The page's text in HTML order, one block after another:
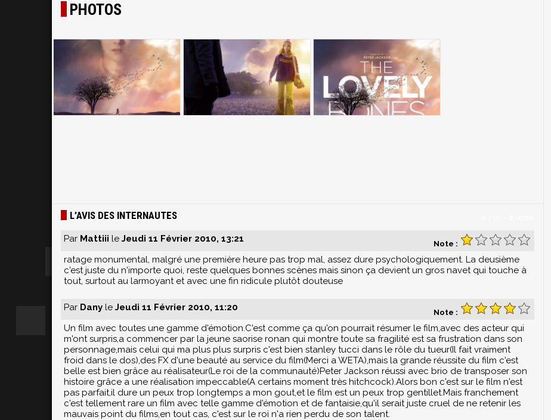
PHOTOS
L’AVIS DES INTERNAUTES
Note :
Par Mattiii le Jeudi 11 Février 2010, 13:21
ratage monumental, malgré une première heure pas trop mal, assez dure psychologiquement. La deusième
c'est juste du n'importe quoi, reste quelques bonnes scènes mais sinon ça devient un gros navet qui touche à
tout, surtout au larmoyant et avec une fin ridicule plutôt douteuse
Note :
Par Dany le Jeudi 11 Février 2010, 11:20
Un film avec toutes une gamme d'émotion.C'est comme ça qu'on pourrait résumer le film,avec des acteur qui
m'ont surpris,a commencer par la jeune saorise ronan qui montre toute sa fragilité est sa frustration dans son
personnage,mais celui qui ma plus plus surpris c'est bien stanley tucci dans le rôle du tueur(Il fait vraiment
froid dans le dos),des FX d'une beauté au service du film(Merci a WETA),mais la grande réussite du film c'est
belle est bien grâce au réalisateur(Le roi de la communauté)Peter Jackson réussi avec brio de transposer son
histoire grâce a une réalisation impeccable(A certains moment très hitchcock).Alors bon c'est sur le film n'est
pas parfait,il dure un peux trop longtemps a mon gout,et le film est un peux trop gentillet.Mais franchement
c'est tellement rare un film avec telle gamme d'émotion et de fantaisie,qu'il serait juste cruel de ne retenir les
mauvais point du films,en tout cas, c'est sur le roi n'a rien perdu de son talent.